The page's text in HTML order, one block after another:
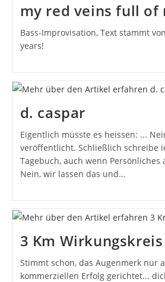
my red veins full of
Bass-Improvisation, Text stammt
years!
d. caspar
Eigentlich müsste es heissen: ...
veröffentlicht. Schließlich schreibe
Tagebuch, auch wenn Persönliches
Nein, wir lassen das und…
3 Km Wirkungskreis
Stimmt schon, das Augenmerk nur
kommerziellen Erfolg gerichtet...